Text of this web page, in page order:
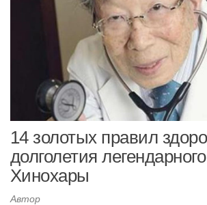
14 золотых правил
долголетия
Хинохары
Автор